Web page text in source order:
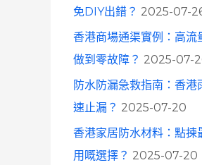
免DIY出錯？ 2025-07-
香港商場通渠實例：高流
做到零故障？ 2025-07-
防水防漏急救指南：香港
速止漏？ 2025-07-20
香港家居防水材料：點揀
用嘅選擇？ 2025-07-20